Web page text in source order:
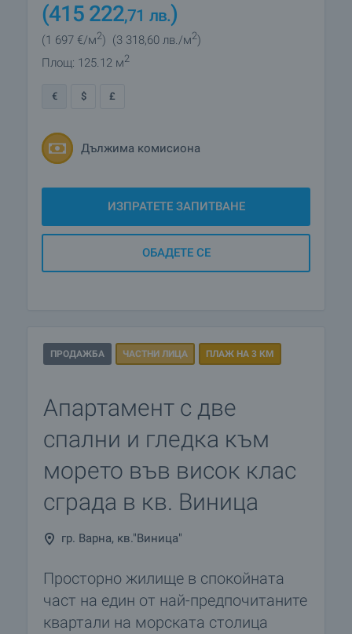
(415 222,71 лв.)
(1 697 €/м2) (3 318,60 лв./м2)
Площ: 125.12 м2
€ $ £
Дължима комисиона
ИЗПРАТЕТЕ ЗАПИТВАНЕ
ОБАДЕТЕ СЕ
ПРОДАЖБА ЧАСТНИ ЛИЦА ПЛАЖ НА 3 КМ
Апартамент с две
спални и гледка към
морето във висок клас
сграда в кв. Виница
гр. Варна, кв."Виница"
Просторно жилище в спокойната
част на един от най-предпочитаните
квартали на морската столица